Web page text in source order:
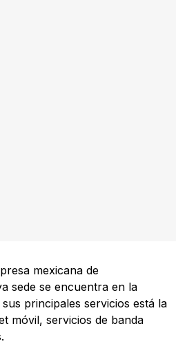
mexicana de
sede se encuentra en la
principales servicios está la
móvil, servicios de banda